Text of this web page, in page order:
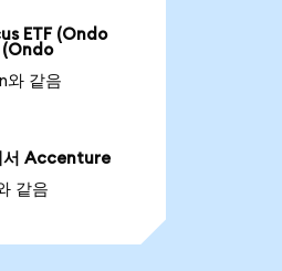
ETF (Ondo
와 같음
서 Accenture
같음